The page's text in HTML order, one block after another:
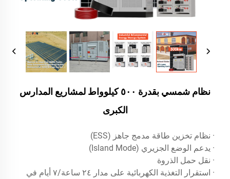
نظام شمسي بقدرة ٥٠٠ كيلوواط لمشاريع المدارس
الكبرى
· نظام تخزين طاقة مدمج جاهز (ESS)
· يدعم الوضع الجزيري (Island Mode)
· نقل حمل الذروة
· استقرار التغذية الكهربائية على مدار ٢٤ ساعة/٧ أيام في